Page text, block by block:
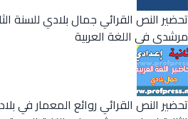
تحضير النص القرائي جمال بلادي للسنة
مرشدي في اللغة العربية
تحضير النص القرائي روائع المعمار في